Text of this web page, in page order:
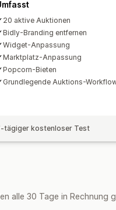
20 aktive Auktionen
Bidly-Branding entfernen
Widget-Anpassung
Marktplatz-Anpassung
Popcorn-Bieten
Grundlegende Auktions-
tägiger kostenloser Test
alle 30 Tage in Rechnung